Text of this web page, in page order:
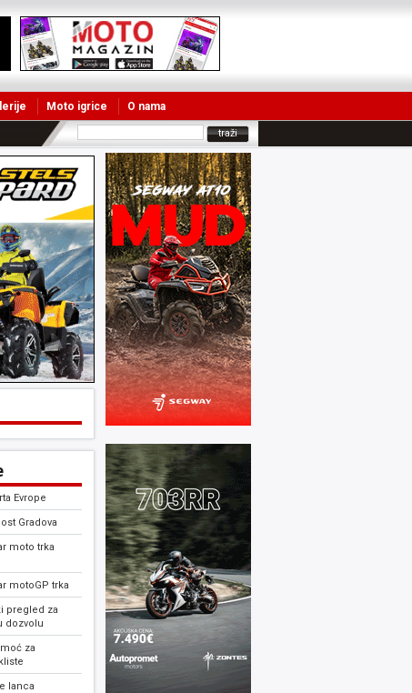
Moto igrice O nama
Evrope
Gradova
moto trka
motoGP trka
pregled za
dozvolu
za
lanca